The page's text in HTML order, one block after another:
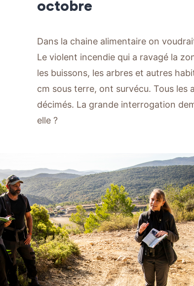
octobre
Dans la chaine alimentaire on
Le violent incendie qui a ravagé la
les buissons, les arbres et autres
cm sous terre, ont survécu. Tous les
décimés. La grande interrogation
elle ?